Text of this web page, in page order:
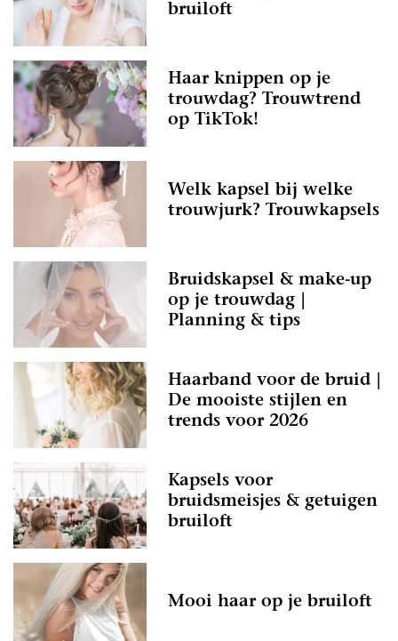
bruiloft
Haar knippen op je
trouwdag? Trouwtrend
op TikTok!
Welk kapsel bij welke
trouwjurk? Trouwkapsels
Bruidskapsel & make-up
op je trouwdag |
Planning & tips
Haarband voor de bruid |
De mooiste stijlen en
trends voor 2026
Kapsels voor
bruidsmeisjes & getuigen
bruiloft
Mooi haar op je bruiloft